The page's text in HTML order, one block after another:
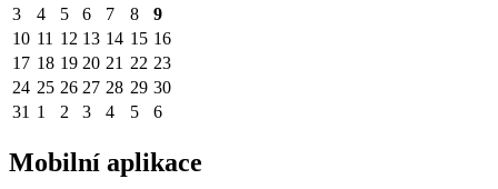
3
4 5 6 7 8
9
10 11 12 13 14 15 16
17 18 19 20 21 22 23
24 25 26 27 28 29 30
31 1 2 3 4 5 6
Mobilní aplikace